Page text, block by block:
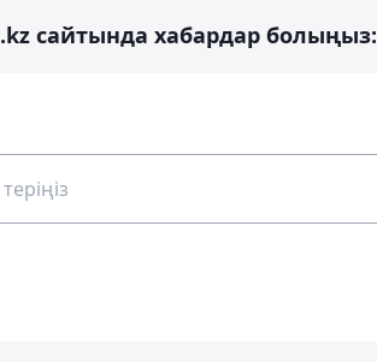
сайтында хабардар болыңыз: